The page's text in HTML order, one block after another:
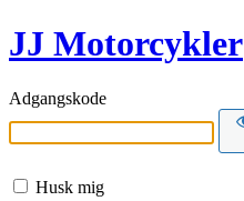
JJ Motorcykler
Adgangskode
Husk mig